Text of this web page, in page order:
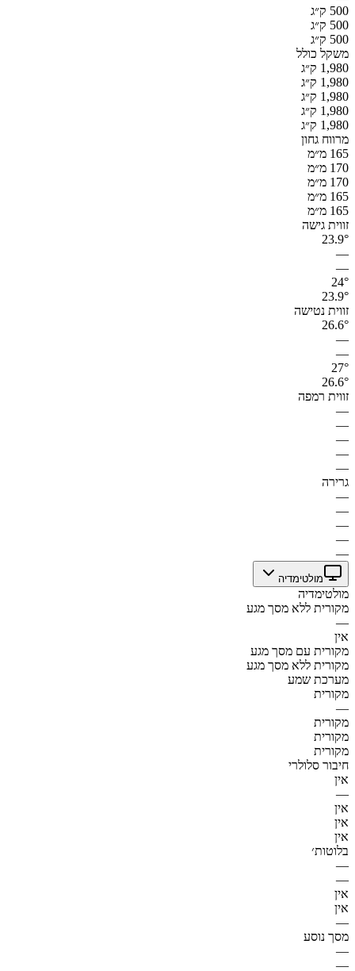
500 ק״ג
500 ק״ג
500 ק״ג
משקל כולל
1,980 ק״ג
1,980 ק״ג
1,980 ק״ג
1,980 ק״ג
1,980 ק״ג
מרווח גחון
165 מ״מ
170 מ״מ
170 מ״מ
165 מ״מ
165 מ״מ
זווית גישה
23.9°
—
—
24°
23.9°
זווית נטישה
26.6°
—
—
27°
26.6°
זווית רמפה
—
—
—
—
—
גרירה
—
—
—
—
—
מולטימדיה
מולטימדיה
מקורית ללא מסך מגע
—
אין
מקורית עם מסך מגע
מקורית ללא מסך מגע
מערכת שמע
מקורית
—
מקורית
מקורית
מקורית
חיבור סלולרי
אין
—
אין
אין
אין
בלוטות׳
—
—
אין
אין
—
מסך נוסע
—
—